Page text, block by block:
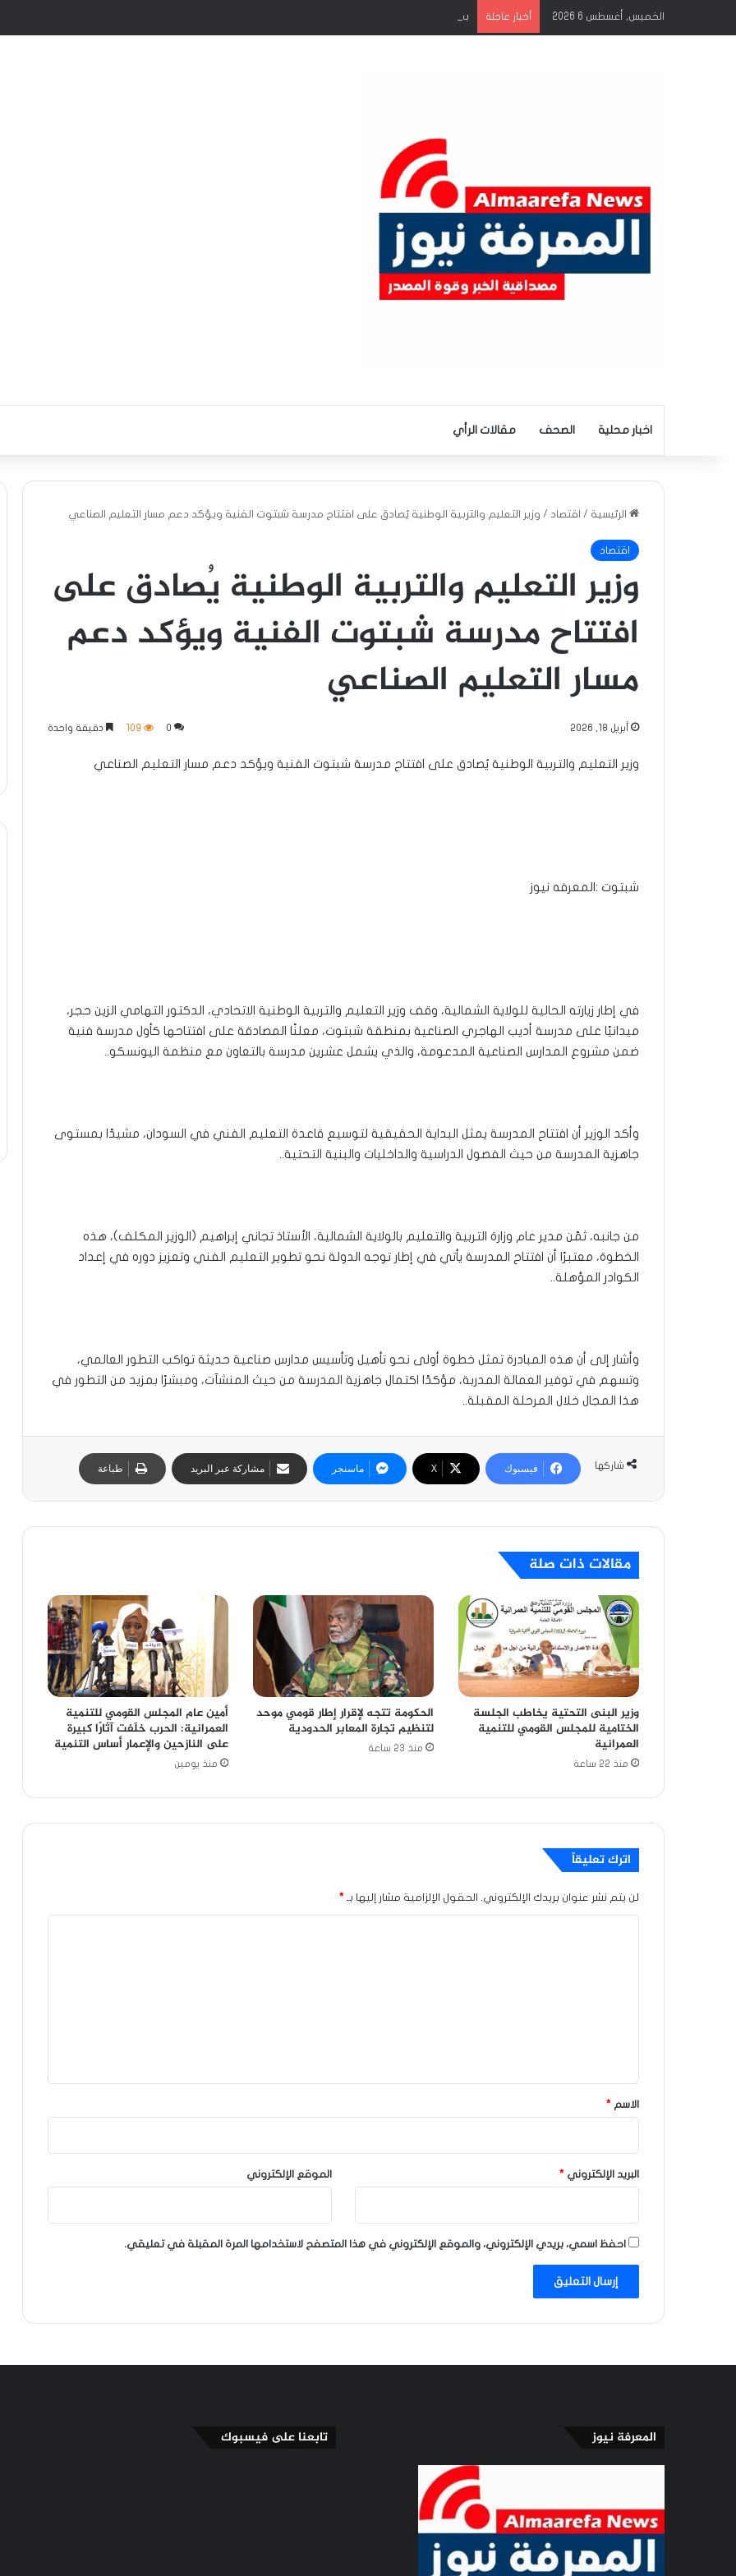
الخميس, أغسطس 6 2026 أخبار عاجلة
اخبار محلية الصحف مقالات الرأي
الرئيسية / اقتصاد / وزير التعليم والتربية الوطنية يُصادق على افتتاح مدرسة شبتوت الفنية ويؤكد دعم مسار التعليم الصناعي
اقتصاد
وزير التعليم والتربية الوطنية يُصادق على
افتتاح مدرسة شبتوت الفنية ويؤكد دعم
مسار التعليم الصناعي
أبريل 18, 2026 0
109 دقيقة واحدة
وزير التعليم والتربية الوطنية يُصادق على افتتاح مدرسة شبتوت الفنية ويؤكد دعم مسار التعليم الصناعي
شبتوت :المعرفه نيوز
في إطار زيارته الحالية للولاية الشمالية، وقف وزير التعليم والتربية الوطنية الاتحادي، الدكتور التهامي الزين حجر،
ميدانيًا على مدرسة أديب الهاجري الصناعية بمنطقة شبتوت، معلنًا المصادقة على افتتاحها كأول مدرسة فنية
ضمن مشروع المدارس الصناعية المدعومة، والذي يشمل عشرين مدرسة بالتعاون مع منظمة اليونسكو..
وأكد الوزير أن افتتاح المدرسة يمثل البداية الحقيقية لتوسيع قاعدة التعليم الفني في السودان، مشيدًا بمستوى
جاهزية المدرسة من حيث الفصول الدراسية والداخليات والبنية التحتية..
من جانبه، ثمّن مدير عام وزارة التربية والتعليم بالولاية الشمالية، الأستاذ تجاني إبراهيم (الوزير المكلف)، هذه
الخطوة، معتبرًا أن افتتاح المدرسة يأتي في إطار توجه الدولة نحو تطوير التعليم الفني وتعزيز دوره في إعداد
الكوادر المؤهلة..
وأشار إلى أن هذه المبادرة تمثل خطوة أولى نحو تأهيل وتأسيس مدارس صناعية حديثة تواكب التطور العالمي،
وتسهم في توفير العمالة المدربة، مؤكدًا اكتمال جاهزية المدرسة من حيث المنشآت، ومبشرًا بمزيد من التطور في
هذا المجال خلال المرحلة المقبلة..
شاركها فيسبوك ‫X ماسنجر مشاركة عبر البريد طباعة
مقالات ذات صلة
وزير البنى التحتية يخاطب الجلسة
الختامية للمجلس القومي للتنمية
العمرانية
منذ 22 ساعة
الحكومة تتجه لإقرار إطار قومي موحد
لتنظيم تجارة المعابر الحدودية
منذ 23 ساعة
أمين عام المجلس القومي للتنمية
العمرانية: الحرب خلّفت آثارًا كبيرة
على النازحين والإعمار أساس التنمية
منذ يومين
اترك تعليقاً
لن يتم نشر عنوان بريدك الإلكتروني. الحقول الإلزامية مشار إليها بـ *
*الاسم *
البريد الإلكتروني * الموقع الإلكتروني
احفظ اسمي، بريدي الإلكتروني، والموقع الإلكتروني في هذا المتصفح لاستخدامها المرة المقبلة في تعليقي.
المعرفة نيوز تابعنا على فيسبوك